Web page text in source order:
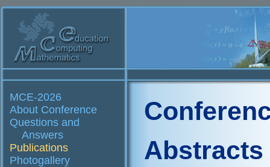
MCE-2026
About Conference
Questions and
Answers
Publications
Photogallery
Abstracts